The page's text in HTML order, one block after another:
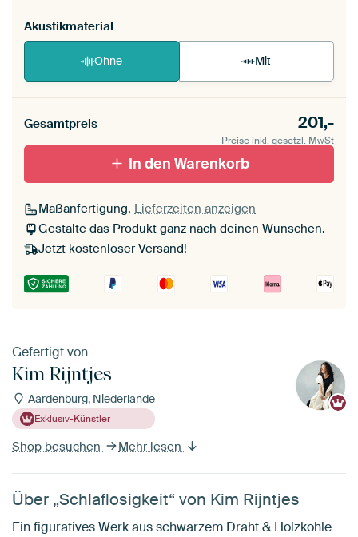
Akustikmaterial
Ohne Mit
Gesamtpreis 201,-
Preise inkl. gesetzl. MwSt
In den Warenkorb
Maßanfertigung, Lieferzeiten anzeigen
Gestalte das Produkt ganz nach deinen Wünschen.
Jetzt kostenloser Versand!
Gefertigt von
Kim Rijntjes
Aardenburg, Niederlande
Exklusiv-Künstler
Shop besuchen Mehr lesen
Über „Schlaflosigkeit“ von Kim Rijntjes
Ein figuratives Werk aus schwarzem Draht & Holzkohle